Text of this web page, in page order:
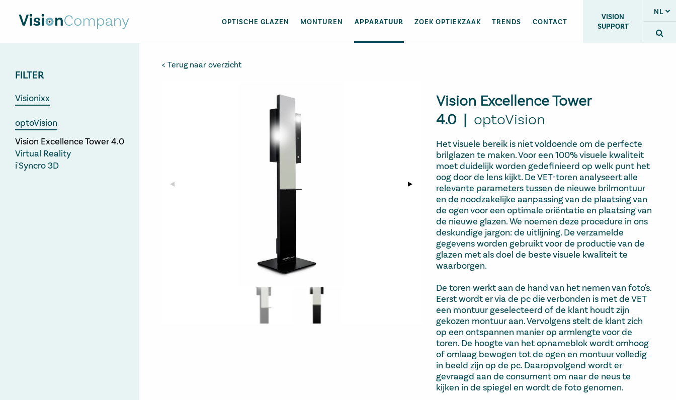
OPTISCHE GLAZEN MONTUREN APPARATUUR ZOEK OPTIEKZAAK TRENDS CONTACT
VISION
SUPPORT
NL
FILTER
Visionixx
optoVision
Vision Excellence Tower 4.0
Virtual Reality
i'Syncro 3D
Terug naar overzicht
Vision Excellence Tower
4.0 | optoVision
Het visuele bereik is niet voldoende om de perfecte
brilglazen te maken. Voor een 100% visuele kwaliteit
moet duidelijk worden gedefinieerd op welk punt het
oog door de lens kijkt. De VET-toren analyseert alle
relevante parameters tussen de nieuwe brilmontuur
en de noodzakelijke aanpassing van de plaatsing van
de ogen voor een optimale oriëntatie en plaatsing van
de nieuwe glazen. We noemen deze procedure in ons
deskundige jargon: de uitlijning. De verzamelde
gegevens worden gebruikt voor de productie van de
glazen met als doel de beste visuele kwaliteit te
waarborgen.
De toren werkt aan de hand van het nemen van foto's.
Eerst wordt er via de pc die verbonden is met de VET
een montuur geselecteerd of de klant houdt zijn
gekozen montuur aan. Vervolgens stelt de klant zich
op een ontspannen manier op armlengte voor de
toren. De hoogte van het opnameblok wordt omhoog
of omlaag bewogen tot de ogen en montuur volledig
in beeld zijn op de pc. Daaropvolgend wordt er
gevraagd aan de consument om naar de neus te
kijken in de spiegel en wordt de foto genomen.